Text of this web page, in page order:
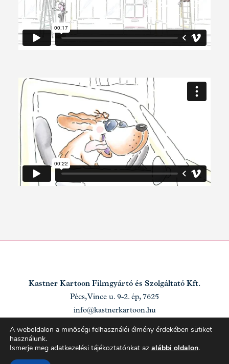
Kastner Kartoon Filmgyártó és Szolgáltató Kft.
Pécs, Vince u. 9-2. ép, 7625
info@kastnerkartoon.hu
A weboldalon a minőségi felhasználói élmény érdekében sütiket
használunk.
Ismerje meg adatkezelési tájékoztatónkat az alábbi oldalon.